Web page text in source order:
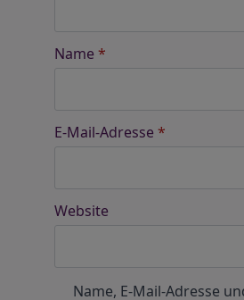
Name *
E-Mail-Adresse *
Website
Name, E-Mail-Adresse